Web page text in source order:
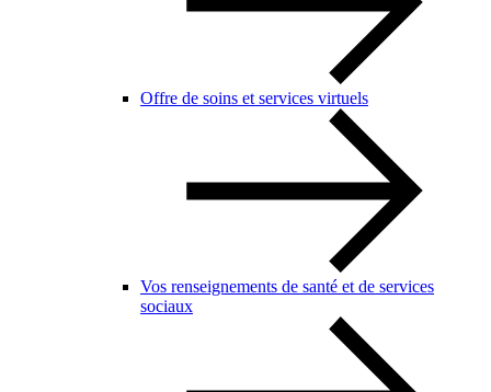
Offre de soins et services virtuels
Vos renseignements de santé et de services
sociaux